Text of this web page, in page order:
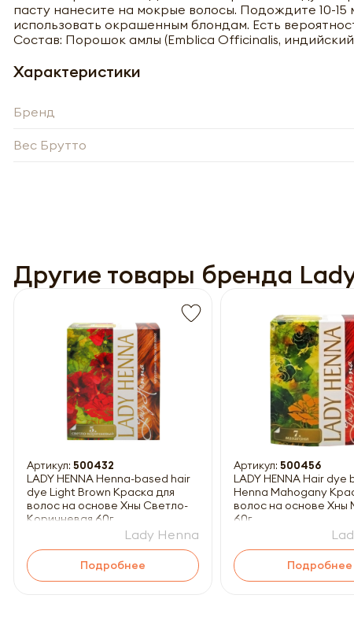
пасту нанесите на мокрые волосы. Подождите 10-
использовать окрашенным блондам. Есть
Состав: Порошок амлы (Emblica Officinalis,
Характеристики
Бренд
Вес Брутто
Другие товары бренда
Артикул: 500432
LADY HENNA Henna-based hair
dye Light Brown Краска для
волос на основе Хны Светло-
Коричневая 60г
Lady Henna
Подробнее
Артикул: 500456
LADY HENNA Hair dye
Henna Mahogany
волос на основе Хны
60г
Подробнее